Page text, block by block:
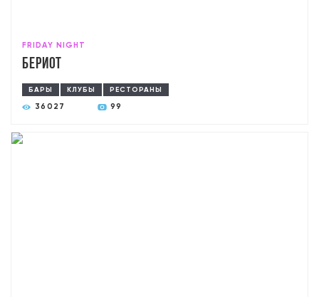
FRIDAY NIGHT
Бериот
БАРЫ КЛУБЫ РЕСТОРАНЫ
36027 99